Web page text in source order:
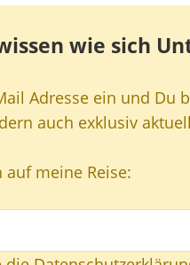
wie sich
Adresse ein und
auch exklusiv
meine Reise: